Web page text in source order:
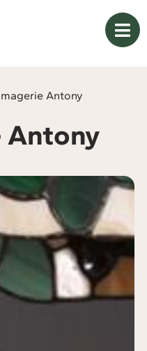
Antony
Antony